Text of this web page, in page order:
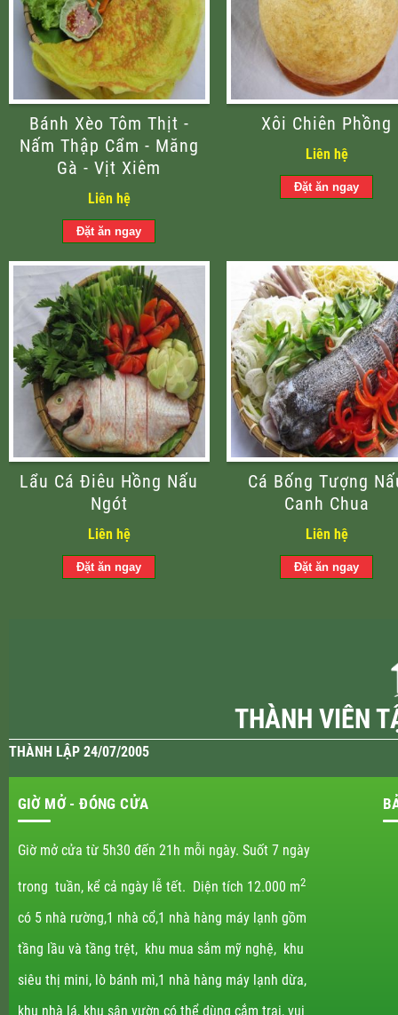
Bánh Xèo Tôm Thịt -
Nấm Thập Cẩm - Măng
Gà - Vịt Xiêm
Liên hệ
Xôi Chiên Phồng
Liên hệ
Lẩu Cá Điêu Hồng Nấu
Ngót
Liên hệ
Cá Bống Tượng
Canh Chua
Liên hệ
THÀNH VIÊN
THÀNH LẬP 24/07/2005
GIỜ MỞ - ĐÓNG CỬA
Giờ mở cửa từ 5h30 đến 21h mỗi ngày. Suốt 7 ngày
trong tuần, kể cả ngày lễ tết. Diện tích 12.000 m2
có 5 nhà rường,1 nhà cổ,1 nhà hàng máy lạnh gồm
tầng lầu và tầng trệt, khu mua sắm mỹ nghệ, khu
siêu thị mini, lò bánh mì,1 nhà hàng máy lạnh dừa,
khu nhà lá, khu sân vườn có thể dùng cắm trại, vui